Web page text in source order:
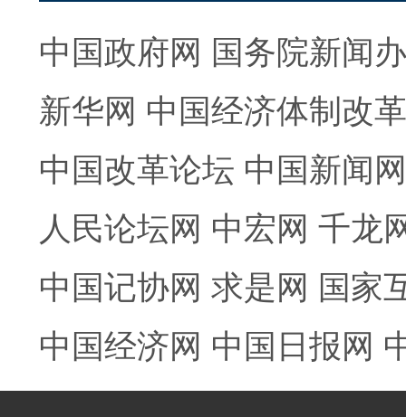
中国政府网 国务院新闻
新华网 中国经济体制改
中国改革论坛 中国新闻网
人民论坛网 中宏网 千龙
中国记协网 求是网 国家
中国经济网 中国日报网